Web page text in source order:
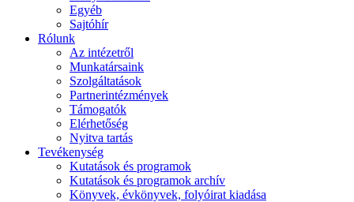
Egyéb
Sajtóhír
Rólunk
Az intézetről
Munkatársaink
Szolgáltatások
Partnerintézmények
Támogatók
Elérhetőség
Nyitva tartás
Tevékenység
Kutatások és programok
Kutatások és programok archív
Könyvek, évkönyvek, folyóirat kiadása